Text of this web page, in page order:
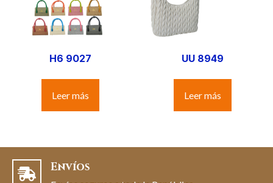
H6 9027
Leer más
UU 8949
Leer más
Envíos